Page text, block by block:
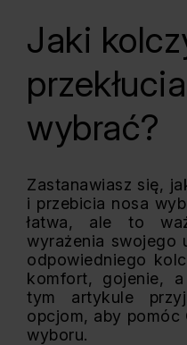
Jaki
wybrać?
Zastanawiasz się,
i przebicia nosa
łatwa, ale to
wyrażenia swojego
odpowiedniego
komfort, gojenie,
tym artykule
opcjom, aby pomóc
wyboru.